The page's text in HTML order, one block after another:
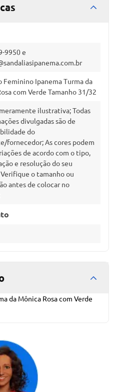
9950 e
Feminino Ipanema Turma da
com Verde Tamanho 31/32
ilustrativa; Todas
divulgadas são de
do
fornecedor; As cores podem
de acordo com o tipo,
e resolução do seu
o tamanho ou
antes de colocar no
da Mônica Rosa com Verde